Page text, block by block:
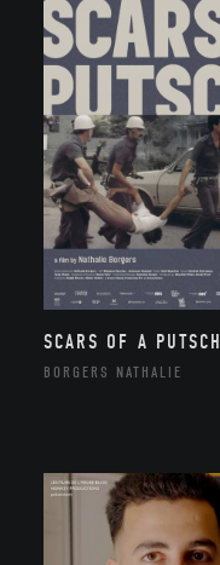
SCARS OF A PUTSCH
BORGERS NATHALIE